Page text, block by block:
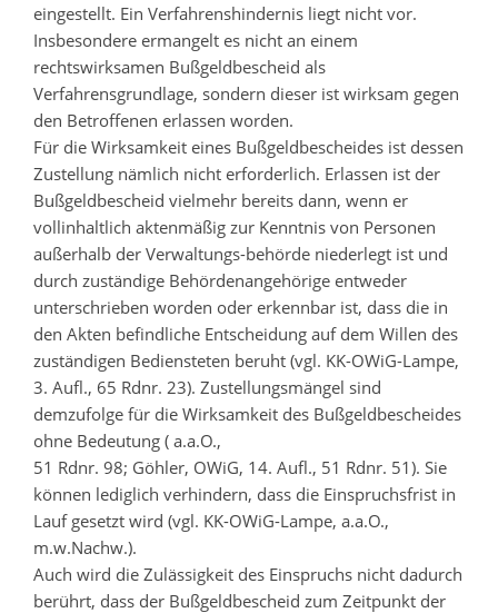
eingestellt. Ein Verfahrenshindernis liegt nicht vor.
Insbesondere ermangelt es nicht an einem
rechtswirksamen Bußgeldbescheid als
Verfahrensgrundlage, sondern dieser ist wirksam gegen
den Betroffenen erlassen worden.
Für die Wirksamkeit eines Bußgeldbescheides ist dessen
Zustellung nämlich nicht erforderlich. Erlassen ist der
Bußgeldbescheid vielmehr bereits dann, wenn er
vollinhaltlich aktenmäßig zur Kenntnis von Personen
außerhalb der Verwaltungs-behörde niederlegt ist und
durch zuständige Behördenangehörige entweder
unterschrieben worden oder erkennbar ist, dass die in
den Akten befindliche Entscheidung auf dem Willen des
zuständigen Bediensteten beruht (vgl. KK-OWiG-Lampe,
3. Aufl., 65 Rdnr. 23). Zustellungsmängel sind
demzufolge für die Wirksamkeit des Bußgeldbescheides
ohne Bedeutung ( a.a.O.,
51 Rdnr. 98; Göhler, OWiG, 14. Aufl., 51 Rdnr. 51). Sie
können lediglich verhindern, dass die Einspruchsfrist in
Lauf gesetzt wird (vgl. KK-OWiG-Lampe, a.a.O.,
m.w.Nachw.).
Auch wird die Zulässigkeit des Einspruchs nicht dadurch
berührt, dass der Bußgeldbescheid zum Zeitpunkt der